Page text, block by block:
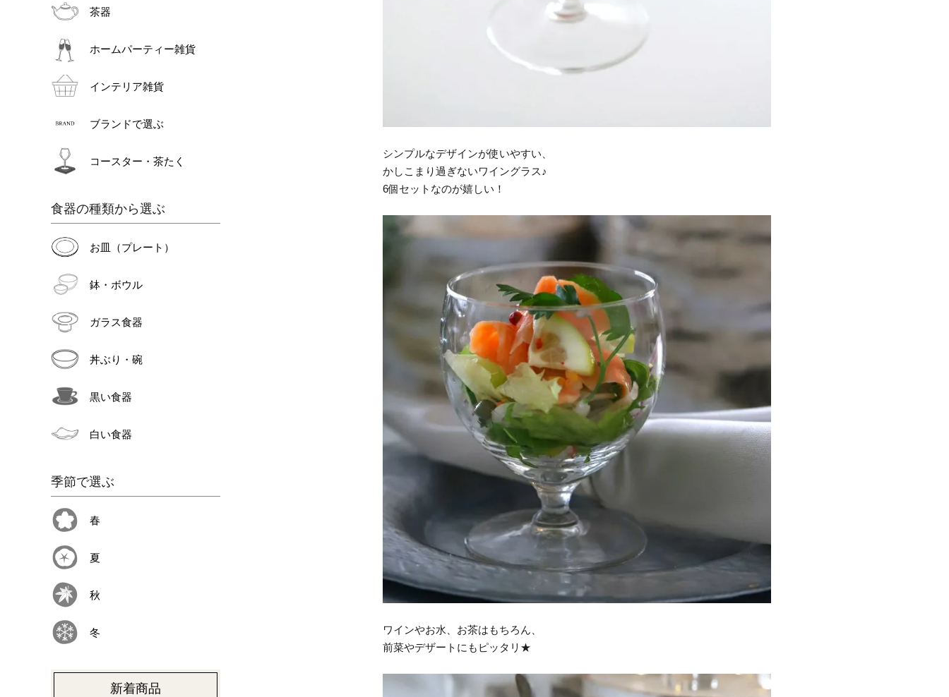
茶器
ホームパーティー雑貨
インテリア雑貨
ブランドで選ぶ
コースター・茶たく
食器の種類から選ぶ
お皿（プレート）
鉢・ボウル
ガラス食器
丼ぶり・碗
黒い食器
白い食器
季節で選ぶ
春
夏
秋
冬
新着商品
シンプルなデザインが使いやすい、
かしこまり過ぎないワイングラス♪
6個セットなのが嬉しい！
ワインやお水、お茶はもちろん、
前菜やデザートにもピッタリ★